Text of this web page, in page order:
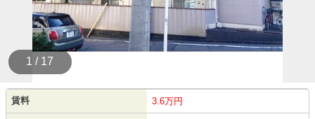
1 / 17
賃料 3.6万円